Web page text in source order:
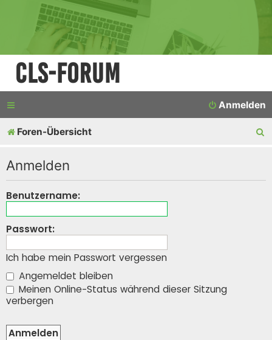
CLS-Forum
Anmelden
Foren-Übersicht
Anmelden
Benutzername:
Passwort:
Ich habe mein Passwort vergessen
Angemeldet bleiben
Meinen Online-Status während dieser Sitzung
verbergen